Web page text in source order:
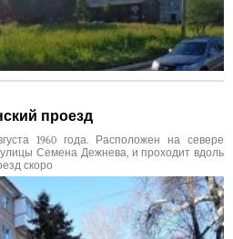
проезд
1960 года. Расположен на севере
улицы Семена Дежнева, и проходит вдоль
скоро